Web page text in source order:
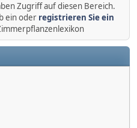
Zugriff auf diesen Bereich.
ein oder registrieren Sie ein